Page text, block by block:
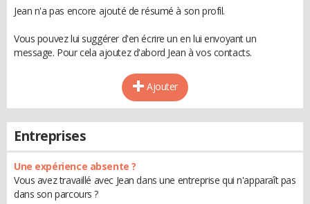
Jean n'a pas encore ajouté de résumé à son profil.
Vous pouvez lui suggérer d'en écrire un en lui envoyant un
message. Pour cela ajoutez d'abord Jean à vos contacts.
Ajouter
Entreprises
Une expérience absente ?
Vous avez travaillé avec Jean dans une entreprise qui n'apparaît pas
dans son parcours ?